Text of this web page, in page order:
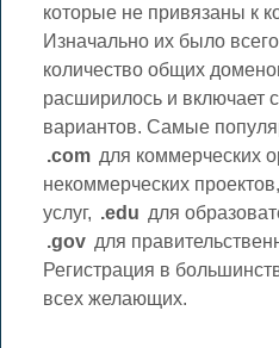
которые не привязаны к
Изначально их было
количество общих
расширилось и включает
вариантов. Самые
.com для коммерческих
некоммерческих проектов,
услуг, .edu для
.gov для
Регистрация в
всех желающих.